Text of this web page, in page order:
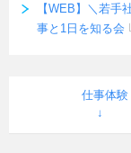
【WEB】＼若手
事と1日を知る会
仕事体験